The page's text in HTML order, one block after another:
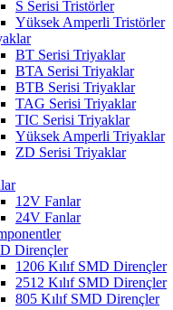
S Serisi Tristörler
Yüksek Amperli Tristörler
BT Serisi Triyaklar
BTA Serisi Triyaklar
BTB Serisi Triyaklar
TAG Serisi Triyaklar
TIC Serisi Triyaklar
Yüksek Amperli Triyaklar
ZD Serisi Triyaklar
12V Fanlar
24V Fanlar
Dirençler
1206 Kılıf SMD Dirençler
2512 Kılıf SMD Dirençler
805 Kılıf SMD Dirençler